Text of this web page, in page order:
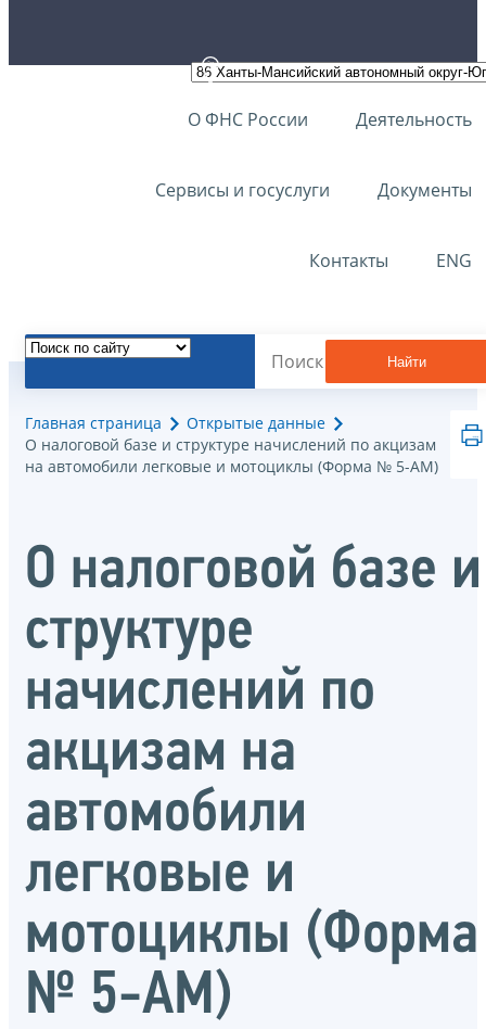
О ФНС России Деятельность
Сервисы и госуслуги Документы
Контакты ENG
Найти
Главная страница
Открытые данные
О налоговой базе и структуре начислений по акцизам
на автомобили легковые и мотоциклы (Форма № 5-АМ)
О налоговой базе и
структуре
начислений по
акцизам на
автомобили
легковые и
мотоциклы (Форма
№ 5-АМ)